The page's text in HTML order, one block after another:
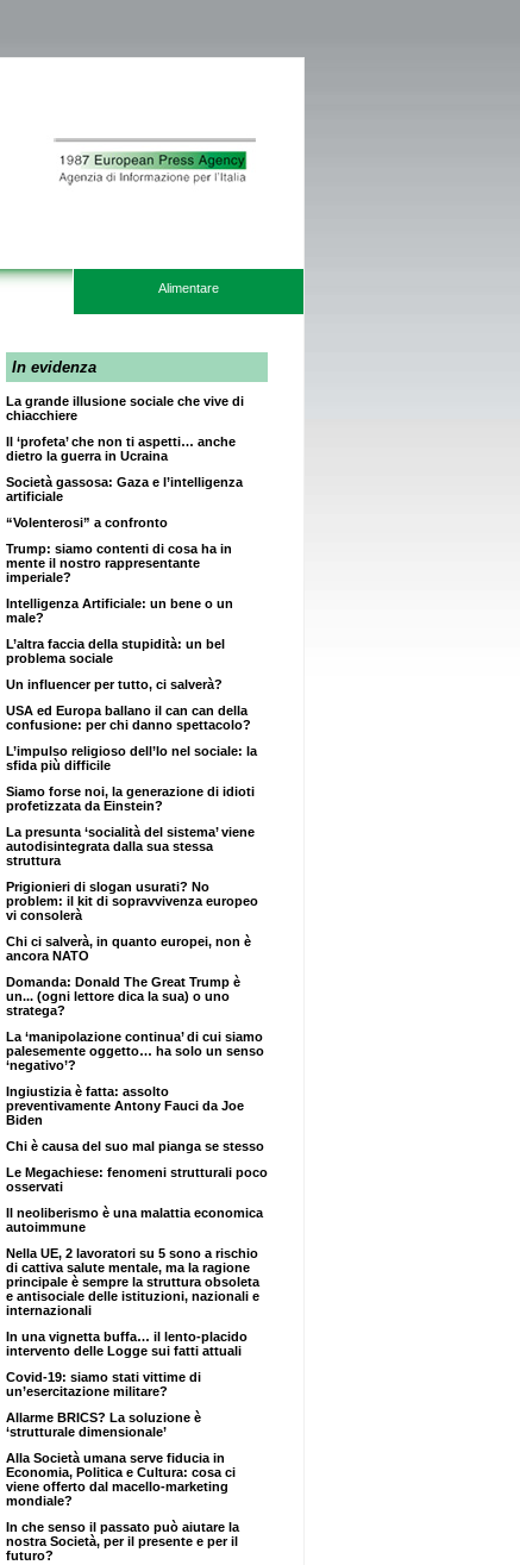
Alimentare
In evidenza
La grande illusione sociale che vive di
chiacchiere
Il ‘profeta’ che non ti aspetti… anche
dietro la guerra in Ucraina
Società gassosa: Gaza e l’intelligenza
artificiale
“Volenterosi” a confronto
Trump: siamo contenti di cosa ha in
mente il nostro rappresentante
imperiale?
Intelligenza Artificiale: un bene o un
male?
L’altra faccia della stupidità: un bel
problema sociale
Un influencer per tutto, ci salverà?
USA ed Europa ballano il can can della
confusione: per chi danno spettacolo?
L’impulso religioso dell’Io nel sociale: la
sfida più difficile
Siamo forse noi, la generazione di idioti
profetizzata da Einstein?
La presunta ‘socialità del sistema’ viene
autodisintegrata dalla sua stessa
struttura
Prigionieri di slogan usurati? No
problem: il kit di sopravvivenza europeo
vi consolerà
Chi ci salverà, in quanto europei, non è
ancora NATO
Domanda: Donald The Great Trump è
un... (ogni lettore dica la sua) o uno
stratega?
La ‘manipolazione continua’ di cui siamo
palesemente oggetto… ha solo un senso
‘negativo’?
Ingiustizia è fatta: assolto
preventivamente Antony Fauci da Joe
Biden
Chi è causa del suo mal pianga se stesso
Le Megachiese: fenomeni strutturali poco
osservati
Il neoliberismo è una malattia economica
autoimmune
Nella UE, 2 lavoratori su 5 sono a rischio
di cattiva salute mentale, ma la ragione
principale è sempre la struttura obsoleta
e antisociale delle istituzioni, nazionali e
internazionali
In una vignetta buffa… il lento-placido
intervento delle Logge sui fatti attuali
Covid-19: siamo stati vittime di
un’esercitazione militare?
Allarme BRICS? La soluzione è
‘strutturale dimensionale’
Alla Società umana serve fiducia in
Economia, Politica e Cultura: cosa ci
viene offerto dal macello-marketing
mondiale?
In che senso il passato può aiutare la
nostra Società, per il presente e per il
futuro?